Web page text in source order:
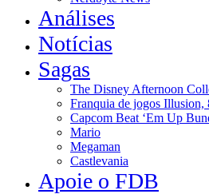
Análises
Notícias
Sagas
The Disney Afternoon
Franquia de jogos Illusion,
Capcom Beat ‘Em Up
Mario
Megaman
Castlevania
Apoie o FDB